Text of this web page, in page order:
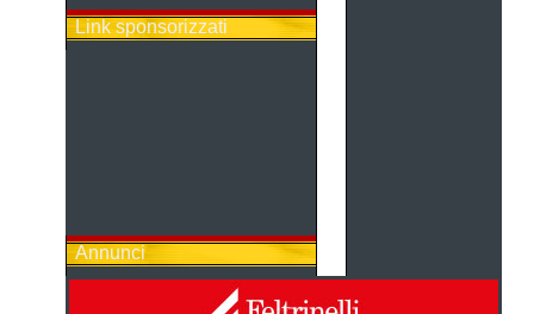
Link sponsorizzati
Annunci